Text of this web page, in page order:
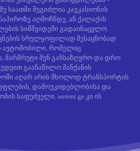
საათში შეგიძლია კავკასიონის
აღმოჩნდე, ან ქალაქის
სიმშვიდეში გადაინაცვლო.
სრულყოფილად შესაცნობად
ავტომობილი, რომელიც
მარშრუტი შენ განსაზღვრო და დრო
გაანაწილო.მანქანის
აღარ არის მხოლოდ ტრანსპორტის
დამოუკიდებლობისა და
საფუძველი. werent.ge კი ის